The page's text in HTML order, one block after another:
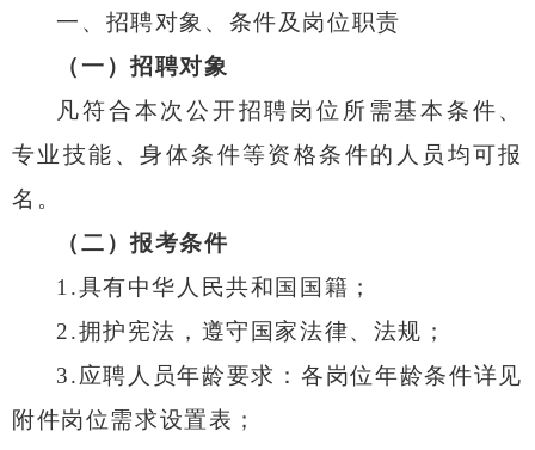
一、招聘对象、条件及岗位职责
（一）招聘对象
凡符合本次公开招聘岗位所需基本条件、
专业技能、身体条件等资格条件的人员均可报
名。
（二）报考条件
1.具有中华人民共和国国籍；
2.拥护宪法，遵守国家法律、法规；
3.应聘人员年龄要求：各岗位年龄条件详见
附件岗位需求设置表 ；